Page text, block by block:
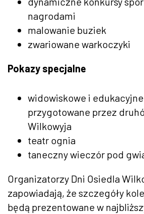
nagrodami
malowanie buziek
zwariowane warkoczyki
Pokazy specjalne
widowiskowe i
przygotowane przez
Wilkowyja
teatr ognia
taneczny wieczór pod
Organizatorzy Dni Osiedla
zapowiadają, że szczegóły
będą prezentowane w